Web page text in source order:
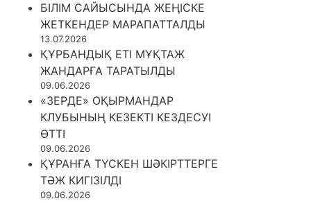
БІЛІМ САЙЫСЫНДА ЖЕҢІСКЕ
ЖЕТКЕНДЕР МАРАПАТТАЛДЫ
13.07.2026
ҚҰРБАНДЫҚ ЕТІ МҰҚТАЖ
ЖАНДАРҒА ТАРАТЫЛДЫ
09.06.2026
«ЗЕРДЕ» ОҚЫРМАНДАР
КЛУБЫНЫҢ КЕЗЕКТІ КЕЗДЕСУІ
ӨТТІ
09.06.2026
ҚҰРАНҒА ТҮСКЕН ШӘКІРТТЕРГЕ
ТӘЖ КИГІЗІЛДІ
09.06.2026